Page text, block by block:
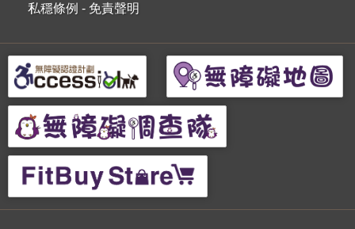
私穩條例 - 免責聲明